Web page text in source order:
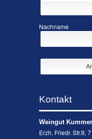
Nachname
Kontakt
Weingut
Erzh. Friedr. Str.9,